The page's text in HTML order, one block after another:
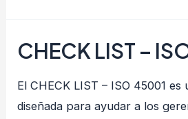
CHECK LIST –
El CHECK LIST – ISO 45001
diseñada para ayudar a los